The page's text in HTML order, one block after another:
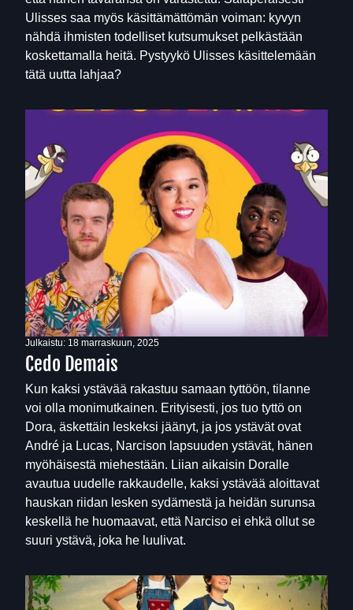
Ulisses saa myös käsittämättömän voiman: kyvyn
nähdä ihmisten todelliset kutsumukset pelkästään
koskettamalla heitä. Pystyykö Ulisses käsittelemään
tätä uutta lahjaa?
Julkaistu: 18 marraskuun, 2025
Cedo Demais
Kun kaksi ystävää rakastuu samaan tyttöön, tilanne
voi olla monimutkainen. Erityisesti, jos tuo tyttö on
Dora, äskettäin leskeksi jäänyt, ja jos ystävät ovat
André ja Lucas, Narcison lapsuuden ystävät, hänen
myöhäisestä miehestään. Liian aikaisin Doralle
avautua uudelle rakkaudelle, kaksi ystävää aloittavat
hauskan riidan lesken sydämestä ja heidän surunsa
keskellä he huomaavat, että Narciso ei ehkä ollut se
suuri ystävä, joka he luulivat.